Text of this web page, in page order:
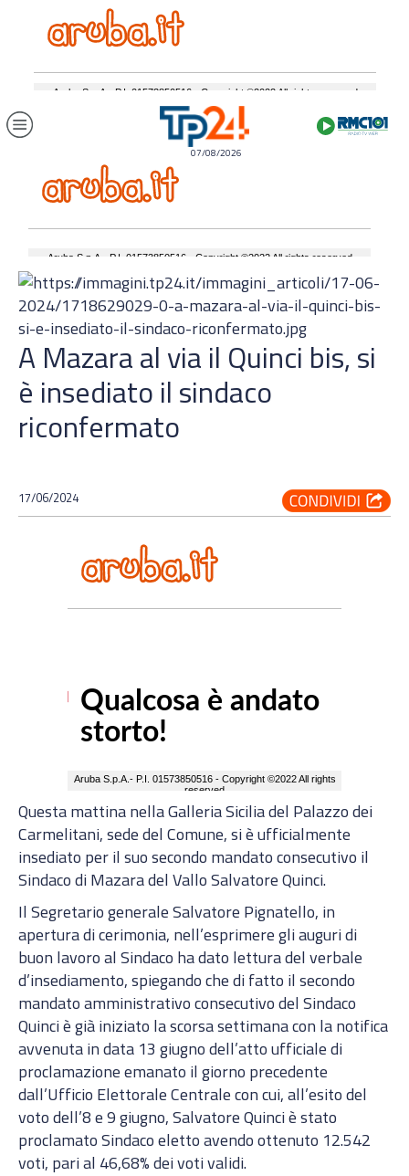
07/08/2026
A Mazara al via il Quinci bis, si
è insediato il sindaco
riconfermato
17/06/2024
Questa mattina nella Galleria Sicilia del Palazzo dei
Carmelitani, sede del Comune, si è ufficialmente
insediato per il suo secondo mandato consecutivo il
Sindaco di Mazara del Vallo Salvatore Quinci.
Il Segretario generale Salvatore Pignatello, in
apertura di cerimonia, nell’esprimere gli auguri di
buon lavoro al Sindaco ha dato lettura del verbale
d’insediamento, spiegando che di fatto il secondo
mandato amministrativo consecutivo del Sindaco
Quinci è già iniziato la scorsa settimana con la notifica
avvenuta in data 13 giugno dell’atto ufficiale di
proclamazione emanato il giorno precedente
dall’Ufficio Elettorale Centrale con cui, all’esito del
voto dell’8 e 9 giugno, Salvatore Quinci è stato
proclamato Sindaco eletto avendo ottenuto 12.542
voti, pari al 46,68% dei voti validi.